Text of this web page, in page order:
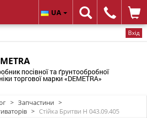
Вхід
посівної та ґрунтообробної
торгової марки «DEMETRA»
UA
> Запчастини >
> Стійка Бритви Н 043.09.405